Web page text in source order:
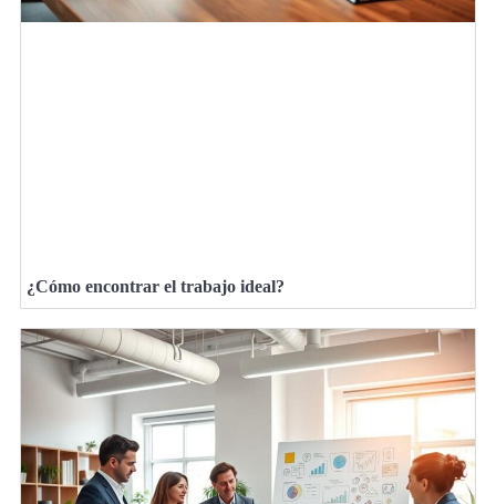
¿Cómo encontrar el trabajo ideal?